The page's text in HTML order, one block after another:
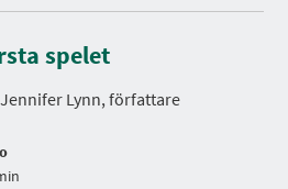
spelet
Lynn, författare